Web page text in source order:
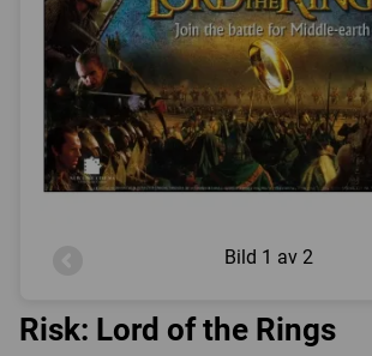
Bild 1 av 2
Risk: Lord of the Rings